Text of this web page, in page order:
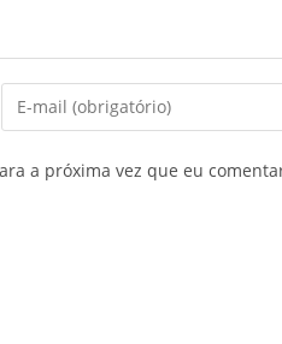
a próxima vez que eu